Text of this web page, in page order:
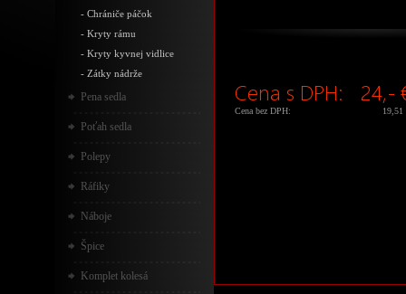
Cena s DPH:
Cena bez DPH:
24,-
19,51
- Chrániče páčok
- Kryty rámu
- Kryty kyvnej vidlice
- Zátky nádrže
Pena sedla
Poťah sedla
Polepy
Ráfiky
Náboje
Špice
Komplet kolesá